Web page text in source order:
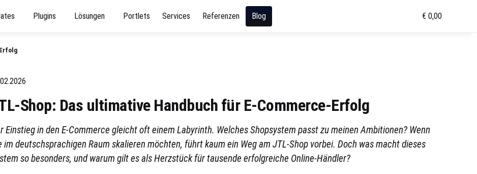
€ 0,00
Plugins Lösungen Portlets Services Referenzen Blog
Shop: Das ultimative Handbuch für E-Commerce-Erfolg
Einstieg in den E-Commerce gleicht oft einem Labyrinth. Welches Shopsystem passt zu meinen Ambitionen? Wenn
im deutschsprachigen Raum skalieren möchten, führt kaum ein Weg am JTL-Shop vorbei. Doch was macht dieses
so besonders, und warum gilt es als Herzstück für tausende erfolgreiche Online-Händler?